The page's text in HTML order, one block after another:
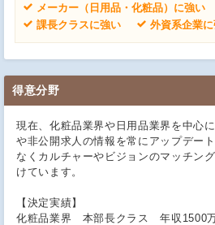
メーカー（日用品・化粧品）に強い
課長クラスに強い
外資系企業
得意分野
現在、化粧品業界や日用品業界を中心
や非公開求人の情報を常にアップデー
なくカルチャーやビジョンのマッチン
けています。
【決定実績】
化粧品業界 本部長クラス 年収1500